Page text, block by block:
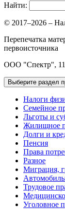
Найти:
© 2017–2026 –
Перепечатка
первоисточника
ООО "Спектр",
Выберите раздел
Налоги
Семейное
Льготы и
Жилищное
Долги и
Пенсия
Права
Разное
Миграция,
Трудовое
Уголовное